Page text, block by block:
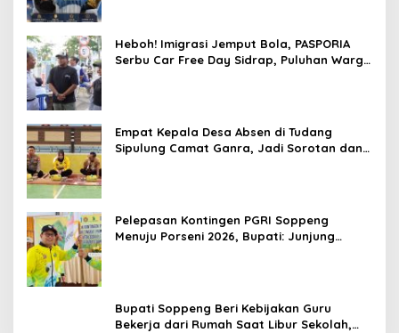
Heboh! Imigrasi Jemput Bola, PASPORIA
Serbu Car Free Day Sidrap, Puluhan Warga
Empat Kepala Desa Absen di Tudang
Sipulung Camat Ganra, Jadi Sorotan dan
Pelepasan Kontingen PGRI Soppeng
Menuju Porseni 2026, Bupati: Junjung
Bupati Soppeng Beri Kebijakan Guru
Bekerja dari Rumah Saat Libur Sekolah,